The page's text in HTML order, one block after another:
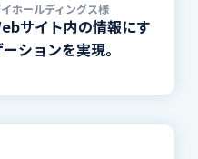
ホールディングス様
サイト内の情報にす
ションを実現。